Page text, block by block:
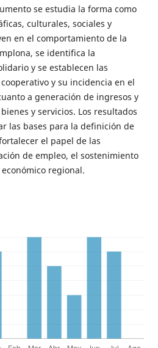
se estudia la forma como
culturales, sociales y
en el comportamiento de la
se identifica la
y se establecen las
y su incidencia en el
a generación de ingresos y
y servicios. Los resultados
las bases para la definición de
el papel de las
de empleo, el sostenimiento
regional.